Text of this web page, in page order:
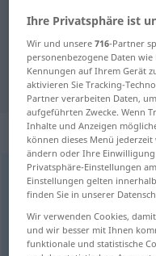
Englisch-
"hillside"
"hillside"
„hillside“:
hillsides
(Für mehr Details die
Ihre Privatsphäre ist
Wir und unsere716-Partner
personenbezogene Daten
Kennungen auf Ihrem Gerät
aktivieren Sie Tracking-
Partner verarbeiten Daten,
aufgeführten Zwecke. Wenn
Inhalte und Anzeigen
können dieses Menü
ändern oder Ihre
Privatsphäre-Einstellungen
Einstellungen gelten
finden Sie in unserer
Wir verwenden Cookies,
und wir besser mit Ihnen
funktionale und statistische